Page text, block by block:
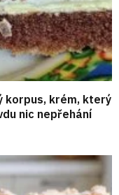
korpus, krém, který
nic nepřehání